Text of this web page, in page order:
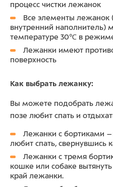
процесс чистки лежанок
Все элементы
внутренний наполнитель)
температуре 30℃ в
Лежанки имеют
поверхность
Как выбрать лежанку:
Вы можете подобрать
позе любит спать и
Лежанки с бортиками
любит спать, свернувшись
Лежанки с тремя
кошке или собаке
край лежанки.